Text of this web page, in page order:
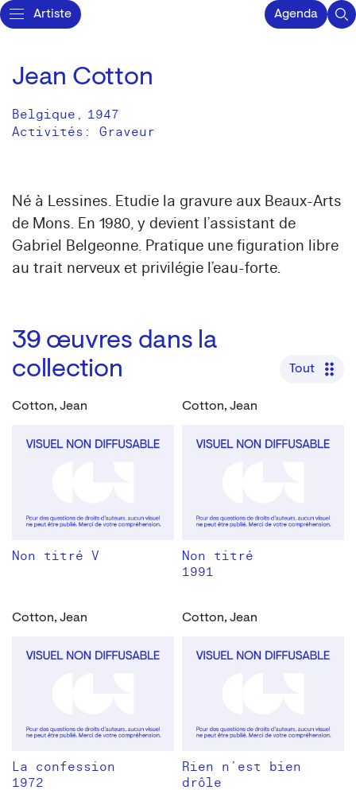
Artiste Agenda
Jean Cotton
Belgique , 1947
Activités: Graveur
Né à Lessines. Etudie la gravure aux Beaux-Arts
de Mons. En 1980, y devient l’assistant de
Gabriel Belgeonne. Pratique une figuration libre
au trait nerveux et privilégie l’eau-forte.
39 œuvres dans la
collection
Tout
Cotton, Jean
Non titré V
Cotton, Jean
Non titré
1991
Cotton, Jean
La confession
1972
Cotton, Jean
Rien n’est bien
drôle